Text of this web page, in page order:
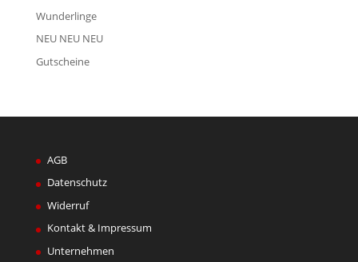
Wunderlinge
NEU NEU NEU
Gutscheine
AGB
Datenschutz
Widerruf
Kontakt & Impressum
Unternehmen